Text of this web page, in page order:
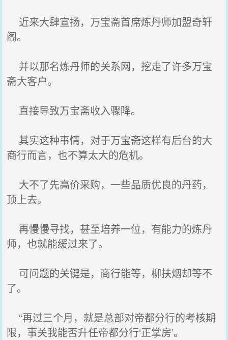
近来大肆宣扬，万宝斋首席炼丹师加盟奇轩
阁。
并以那名炼丹师的关系网，挖走了许多万宝
斋大客户。
直接导致万宝斋收入骤降。
其实这种事情，对于万宝斋这样有后台的大
商行而言，也不算太大的危机。
大不了先高价采购，一些品质优良的丹药，
顶上去。
再慢慢寻找，甚至培养一位，有能力的炼丹
师，也就能缓过来了。
可问题的关键是，商行能等，柳扶烟却等不
了。
“再过三个月，就是总部对帝都分行的考核期
限，事关我能否升任帝都分行‘正掌房’。